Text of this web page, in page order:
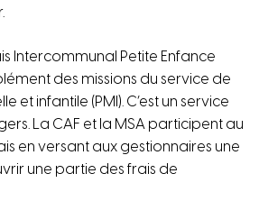
Intercommunal Petite Enfance
des missions du service de
et infantile (PMI). C’est un service
La CAF et la MSA participent au
en versant aux gestionnaires une
une partie des frais de